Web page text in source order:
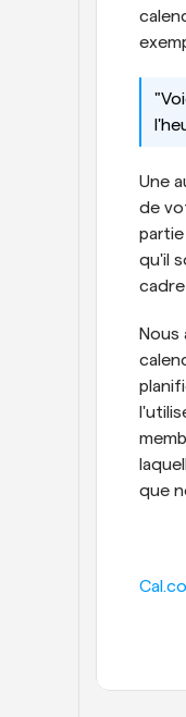
Une
de
qu'il
que